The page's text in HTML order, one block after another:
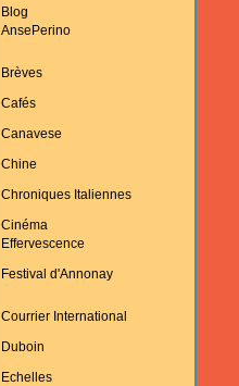
Blog
AnsePerino
Brèves
Cafés
Canavese
Chine
Chroniques Italiennes
Cinéma
Effervescence
Festival d'Annonay
Courrier International
Duboin
Echelles